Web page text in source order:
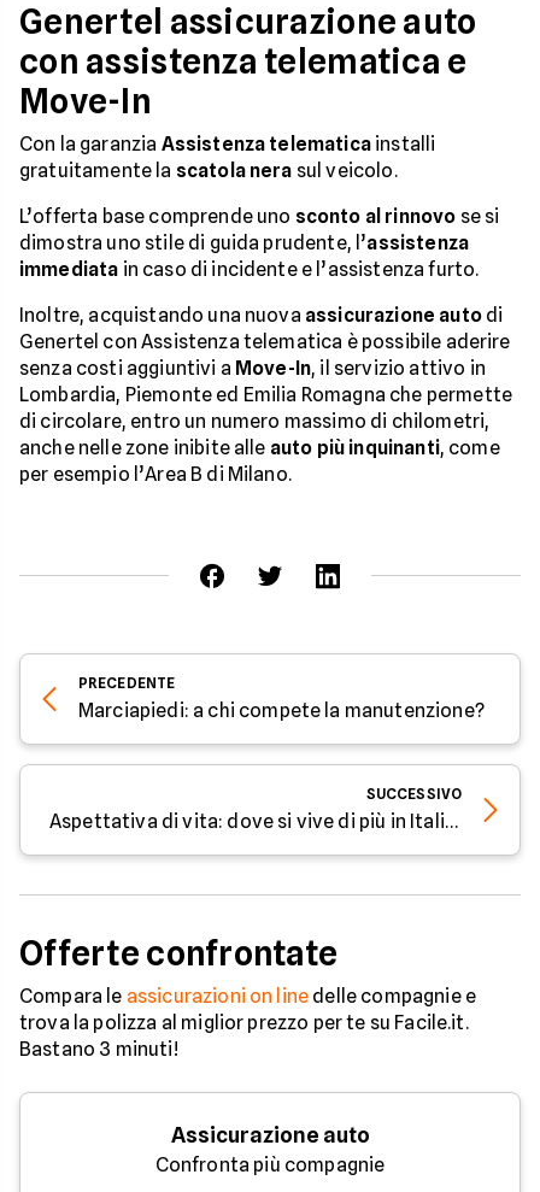
Genertel assicurazione auto
con assistenza telematica e
Move-In
Con la garanzia Assistenza telematicainstalli
gratuitamente la scatola nera sul veicolo.
L’offerta base comprende uno sconto al rinnovo se si
dimostra uno stile di guida prudente, l’assistenza
immediata in caso di incidente e l’assistenza furto.
Inoltre, acquistando una nuova assicurazione autodi
Genertel con Assistenza telematica è possibile aderire
senza costi aggiuntivi a Move-In, il servizio attivo in
Lombardia, Piemonte ed Emilia Romagna che permette
di circolare, entro un numero massimo di chilometri,
anche nelle zone inibite alle auto più inquinanti, come
per esempio l’Area B di Milano.
PRECEDENTE
Marciapiedi: a chi compete la manutenzione?
SUCCESSIVO
Aspettativa di vita: dove si vive di più in Italia?
Offerte confrontate
Compara le assicurazioni on line delle compagnie e
trova la polizza al miglior prezzo per te su Facile.it.
Bastano 3 minuti!
Assicurazione auto
Confronta più compagnie